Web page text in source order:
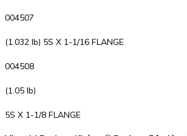
004507
(1.032 lb) 5S X 1-1/16 FLANGE
004508
(1.05 lb)
5S X 1-1/8 FLANGE